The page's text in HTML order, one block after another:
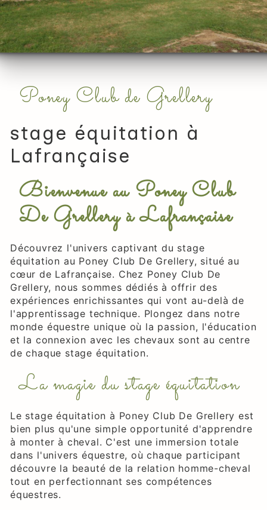
Poney Club de Grellery
stage équitation à
Lafrançaise
Bienvenue au Poney Club
De Grellery à Lafrançaise
Découvrez l'univers captivant du stage
équitation au Poney Club De Grellery, situé au
cœur de Lafrançaise. Chez Poney Club De
Grellery, nous sommes dédiés à offrir des
expériences enrichissantes qui vont au-delà de
l'apprentissage technique. Plongez dans notre
monde équestre unique où la passion, l'éducation
et la connexion avec les chevaux sont au centre
de chaque stage équitation.
La magie du stage équitation
Le stage équitation à Poney Club De Grellery est
bien plus qu'une simple opportunité d'apprendre
à monter à cheval. C'est une immersion totale
dans l'univers équestre, où chaque participant
découvre la beauté de la relation homme-cheval
tout en perfectionnant ses compétences
équestres.